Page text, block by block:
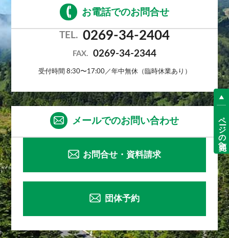
お電話でのお問合せ
TEL. 0269-34-2404
FAX. 0269-34-2344
受付時間 8:30〜17:00／年中無休（臨時休業あり）
メールでのお問い合わせ
お問合せ・資料請求
団体予約
ページの先頭へ